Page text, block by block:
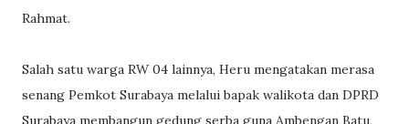
Rahmat.
Salah satu warga RW 04 lainnya, Heru mengatakan merasa
senang Pemkot Surabaya melalui bapak walikota dan DPRD
Surabaya membangun gedung serba guna Ambengan Batu,